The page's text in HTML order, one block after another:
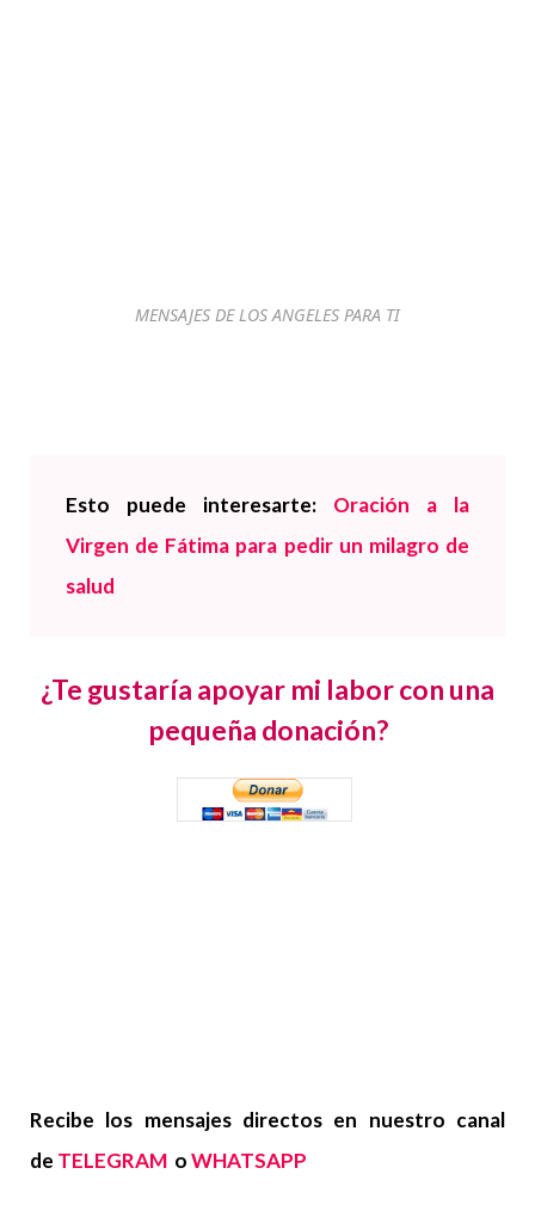
MENSAJES DE LOS ANGELES PARA TI
Esto puede interesarte: Oración a la
Virgen de Fátima para pedir un milagro de
salud
¿Te gustaría apoyar mi labor con una
pequeña donación?
Recibe los mensajes directos en nuestro canal
de TELEGRAM oWHATSAPP